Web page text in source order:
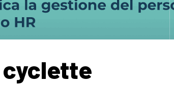
cyclette